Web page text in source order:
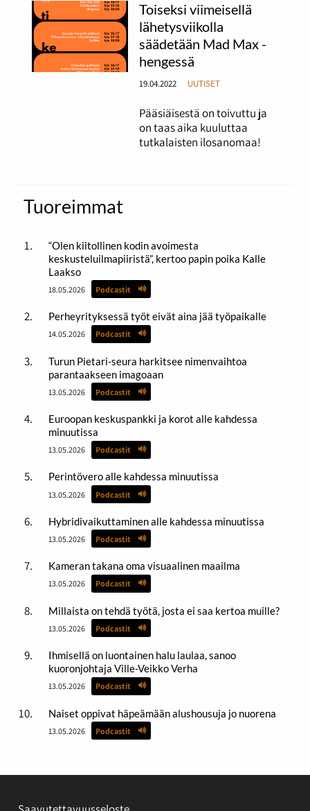
Toiseksi viimeisellä
lähetysviikolla
säädetään Mad Max -
hengessä
19.04.2022 UUTISET
Pääsiäisestä on toivuttu ja
on taas aika kuuluttaa
tutkalaisten ilosanomaa!
Tuoreimmat
“Olen kiitollinen kodin avoimesta
keskusteluilmapiiristä”, kertoo papin poika Kalle
Laakso
18.05.2026 Podcastit
Perheyrityksessä työt eivät aina jää työpaikalle
14.05.2026 Podcastit
Turun Pietari-seura harkitsee nimenvaihtoa
parantaakseen imagoaan
13.05.2026 Podcastit
Euroopan keskuspankki ja korot alle kahdessa
minuutissa
13.05.2026 Podcastit
Perintövero alle kahdessa minuutissa
13.05.2026 Podcastit
Hybridivaikuttaminen alle kahdessa minuutissa
13.05.2026 Podcastit
Kameran takana oma visuaalinen maailma
13.05.2026 Podcastit
Millaista on tehdä työtä, josta ei saa kertoa muille?
13.05.2026 Podcastit
Ihmisellä on luontainen halu laulaa, sanoo
kuoronjohtaja Ville-Veikko Verha
13.05.2026 Podcastit
Naiset oppivat häpeämään alushousuja jo nuorena
13.05.2026 Podcastit